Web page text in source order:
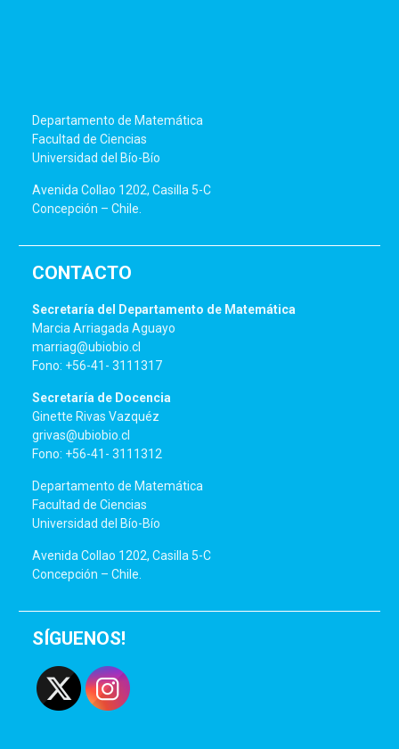
Departamento de Matemática
Facultad de Ciencias
Universidad del Bío-Bío
Avenida Collao 1202, Casilla 5-C
Concepción – Chile.
CONTACTO
Secretaría del Departamento de Matemática
Marcia Arriagada Aguayo
marriag@ubiobio.cl
Fono: +56-41- 3111317
Secretaría de Docencia
Ginette Rivas Vazquéz
grivas@ubiobio.cl
Fono: +56-41- 3111312
Departamento de Matemática
Facultad de Ciencias
Universidad del Bío-Bío
Avenida Collao 1202, Casilla 5-C
Concepción – Chile.
SÍGUENOS!